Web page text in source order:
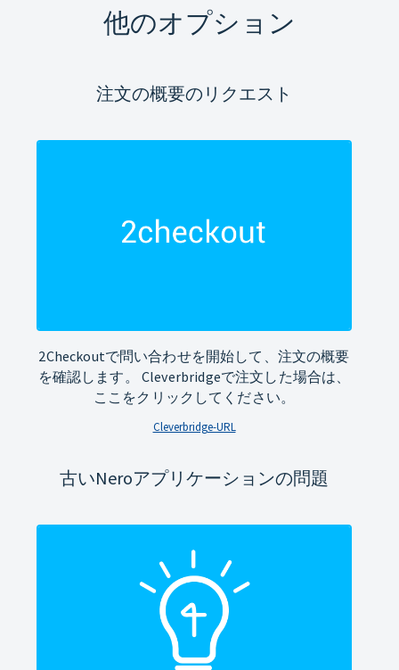
他のオプション
注文の概要のリクエスト
2Checkoutで問い合わせを開始して、注文の概要
を確認します。 Cleverbridgeで注文した場合は、
ここをクリックしてください。
Cleverbridge-URL
古いNeroアプリケーションの問題